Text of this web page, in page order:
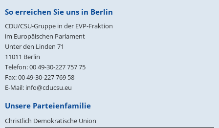
So erreichen Sie uns in Berlin
CDU/CSU-Gruppe in der EVP-Fraktion
im Europäischen Parlament
Unter den Linden 71
11011 Berlin
Telefon:00 49-30-227 757 75
Fax:00 49-30-227 769 58
E-Mail: info@cducsu.eu
Unsere Parteienfamilie
Christlich Demokratische Union